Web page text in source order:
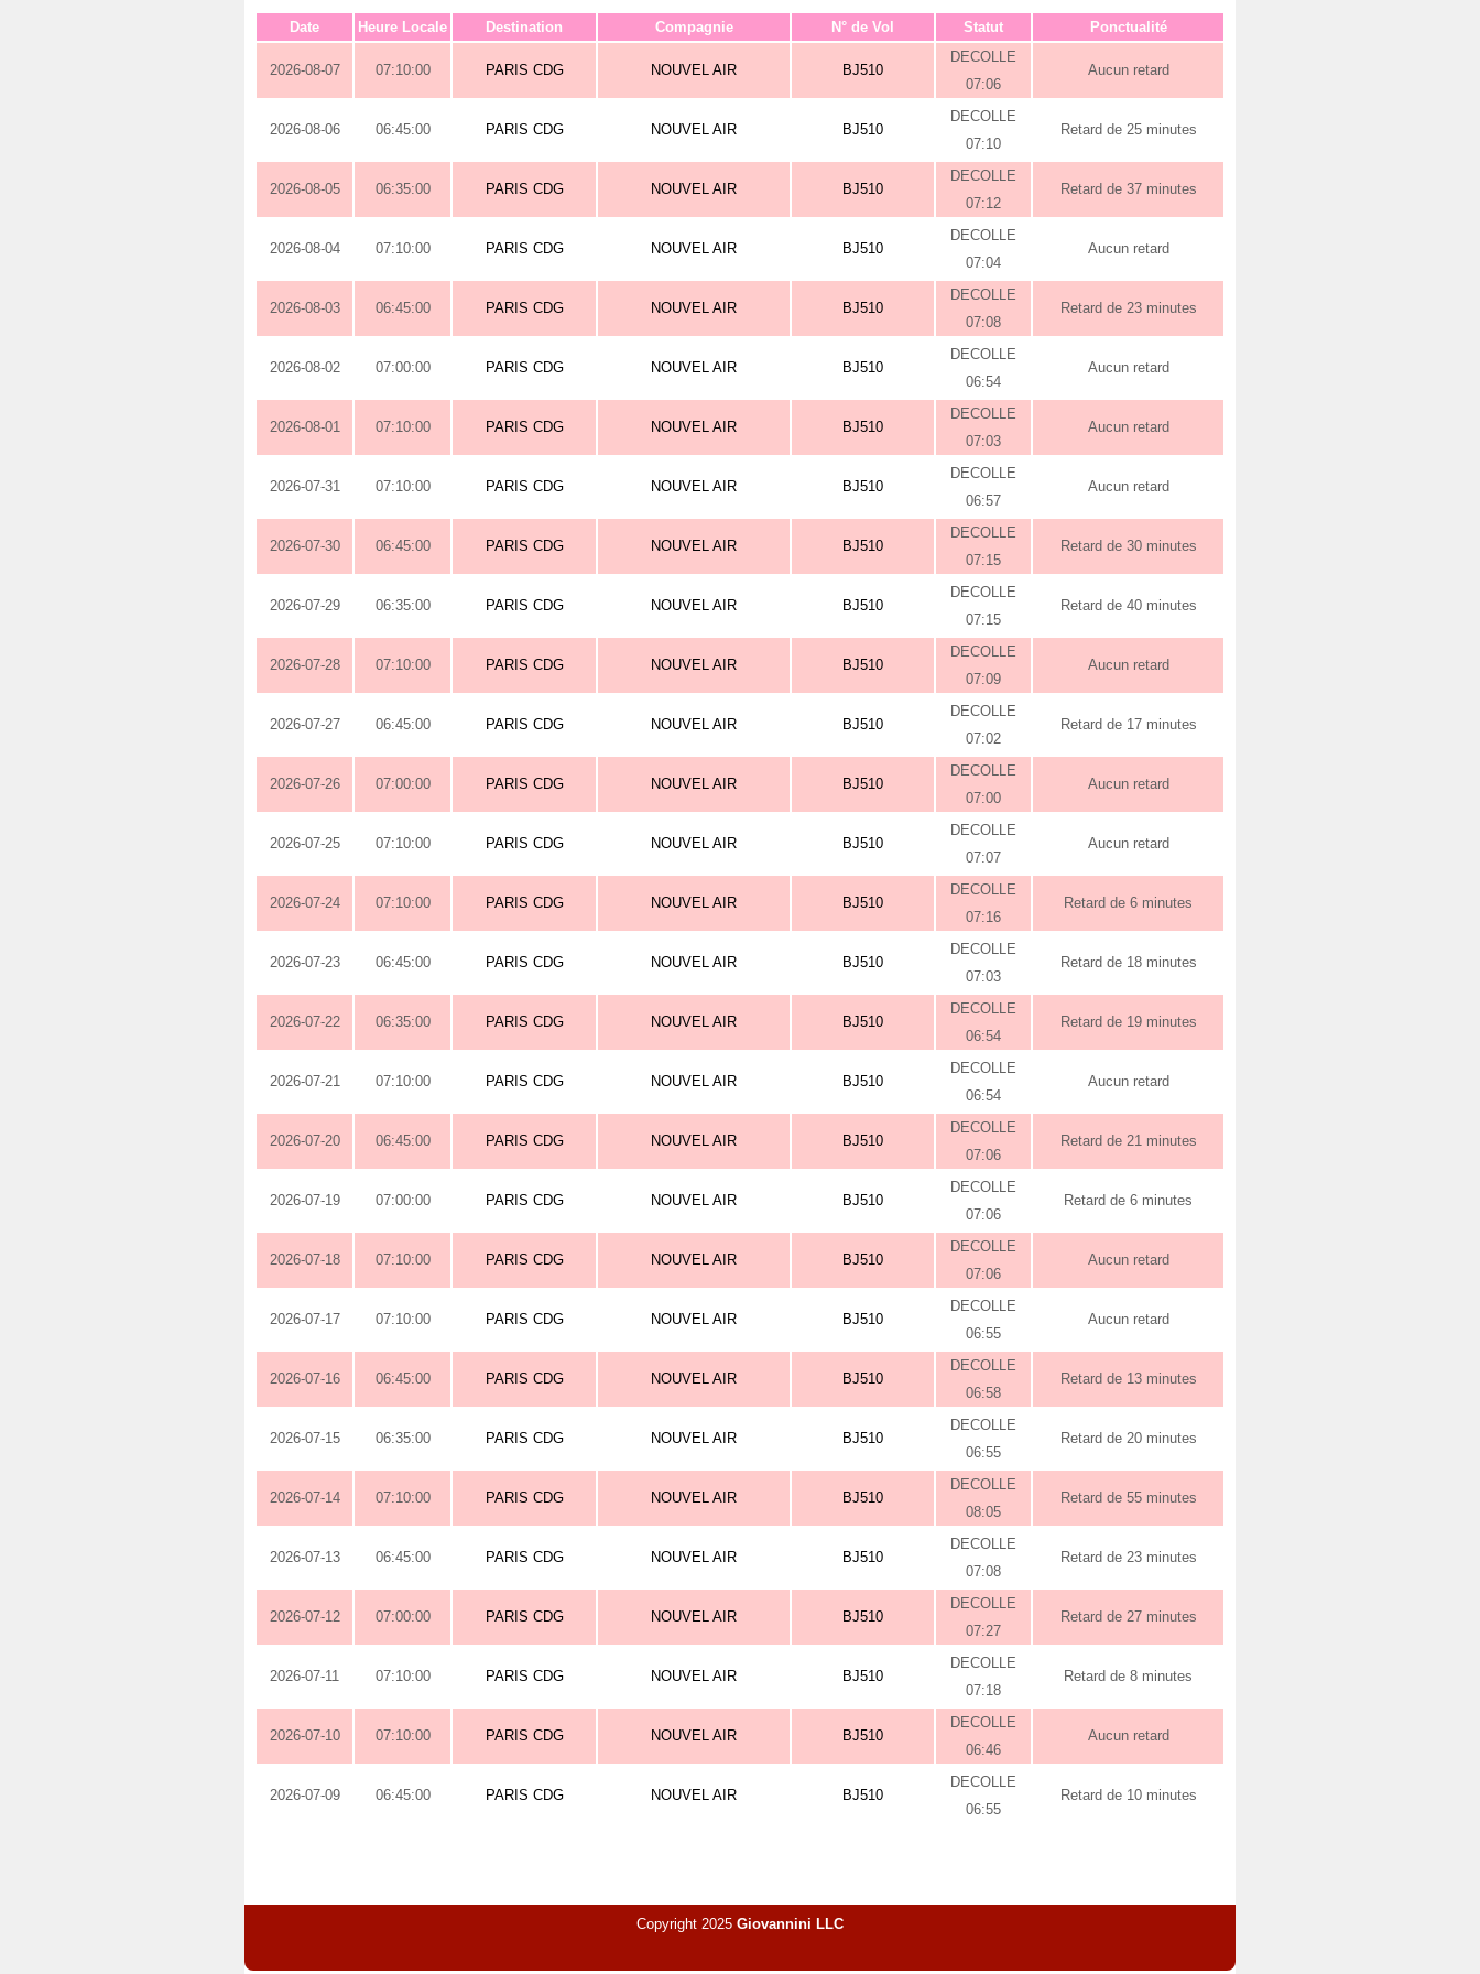
Date Heure Locale Destination Compagnie N° de Vol Statut Ponctualité
2026-08-07 07:10:00 PARIS CDG NOUVEL AIR BJ510
DECOLLE
07:06
Aucun retard
2026-08-06 06:45:00 PARIS CDG NOUVEL AIR BJ510
DECOLLE
07:10
Retard de 25 minutes
2026-08-05 06:35:00 PARIS CDG NOUVEL AIR BJ510
DECOLLE
07:12
Retard de 37 minutes
2026-08-04 07:10:00 PARIS CDG NOUVEL AIR BJ510
DECOLLE
07:04
Aucun retard
2026-08-03 06:45:00 PARIS CDG NOUVEL AIR BJ510
DECOLLE
07:08
Retard de 23 minutes
2026-08-02 07:00:00 PARIS CDG NOUVEL AIR BJ510
DECOLLE
06:54
Aucun retard
2026-08-01 07:10:00 PARIS CDG NOUVEL AIR BJ510
DECOLLE
07:03
Aucun retard
2026-07-31 07:10:00 PARIS CDG NOUVEL AIR BJ510
DECOLLE
06:57
Aucun retard
2026-07-30 06:45:00 PARIS CDG NOUVEL AIR BJ510
DECOLLE
07:15
Retard de 30 minutes
2026-07-29 06:35:00 PARIS CDG NOUVEL AIR BJ510
DECOLLE
07:15
Retard de 40 minutes
2026-07-28 07:10:00 PARIS CDG NOUVEL AIR BJ510
DECOLLE
07:09
Aucun retard
2026-07-27 06:45:00 PARIS CDG NOUVEL AIR BJ510
DECOLLE
07:02
Retard de 17 minutes
2026-07-26 07:00:00 PARIS CDG NOUVEL AIR BJ510
DECOLLE
07:00
Aucun retard
2026-07-25 07:10:00 PARIS CDG NOUVEL AIR BJ510
DECOLLE
07:07
Aucun retard
2026-07-24 07:10:00 PARIS CDG NOUVEL AIR BJ510
DECOLLE
07:16
Retard de 6 minutes
2026-07-23 06:45:00 PARIS CDG NOUVEL AIR BJ510
DECOLLE
07:03
Retard de 18 minutes
2026-07-22 06:35:00 PARIS CDG NOUVEL AIR BJ510
DECOLLE
06:54
Retard de 19 minutes
2026-07-21 07:10:00 PARIS CDG NOUVEL AIR BJ510
DECOLLE
06:54
Aucun retard
2026-07-20 06:45:00 PARIS CDG NOUVEL AIR BJ510
DECOLLE
07:06
Retard de 21 minutes
2026-07-19 07:00:00 PARIS CDG NOUVEL AIR BJ510
DECOLLE
07:06
Retard de 6 minutes
2026-07-18 07:10:00 PARIS CDG NOUVEL AIR BJ510
DECOLLE
07:06
Aucun retard
2026-07-17 07:10:00 PARIS CDG NOUVEL AIR BJ510
DECOLLE
06:55
Aucun retard
2026-07-16 06:45:00 PARIS CDG NOUVEL AIR BJ510
DECOLLE
06:58
Retard de 13 minutes
2026-07-15 06:35:00 PARIS CDG NOUVEL AIR BJ510
DECOLLE
06:55
Retard de 20 minutes
2026-07-14 07:10:00 PARIS CDG NOUVEL AIR BJ510
DECOLLE
08:05
Retard de 55 minutes
2026-07-13 06:45:00 PARIS CDG NOUVEL AIR BJ510
DECOLLE
07:08
Retard de 23 minutes
2026-07-12 07:00:00 PARIS CDG NOUVEL AIR BJ510
DECOLLE
07:27
Retard de 27 minutes
2026-07-11 07:10:00 PARIS CDG NOUVEL AIR BJ510
DECOLLE
07:18
Retard de 8 minutes
2026-07-10 07:10:00 PARIS CDG NOUVEL AIR BJ510
DECOLLE
06:46
Aucun retard
2026-07-09 06:45:00 PARIS CDG NOUVEL AIR BJ510
DECOLLE
06:55
Retard de 10 minutes
Copyright 2025 Giovannini LLC